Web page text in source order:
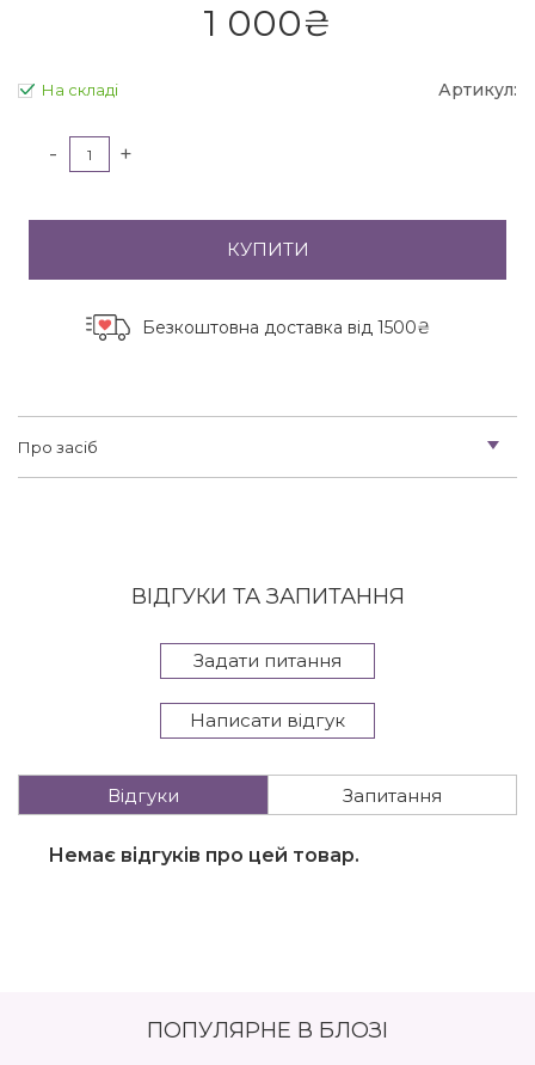
1 000₴
На складі Артикул:
- +
КУПИТИ
Безкоштовна доставка від 1500₴
Про засіб
ВІДГУКИ ТА ЗАПИТАННЯ
Задати питання
Написати відгук
Відгуки Запитання
Немає відгуків про цей товар.
ПОПУЛЯРНЕ В БЛОЗІ